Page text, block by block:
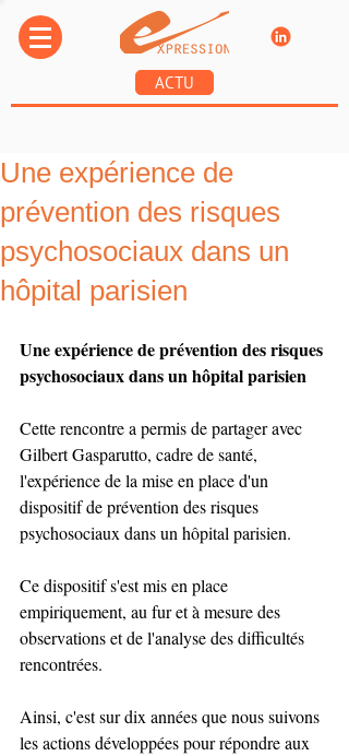
ACTU
Une expérience de
prévention des risques
psychosociaux dans un
hôpital parisien
Une expérience de prévention des risques
psychosociaux dans un hôpital parisien
Cette rencontre a permis de partager avec
Gilbert Gasparutto, cadre de santé,
l'expérience de la mise en place d'un
dispositif de prévention des risques
psychosociaux dans un hôpital parisien.
Ce dispositif s'est mis en place
empiriquement, au fur et à mesure des
observations et de l'analyse des difficultés
rencontrées.
Ainsi, c'est sur dix années que nous suivons
les actions développées pour répondre aux